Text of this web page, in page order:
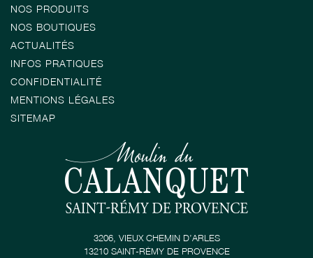
NOS PRODUITS
NOS BOUTIQUES
ACTUALITÉS
INFOS PRATIQUES
CONFIDENTIALITÉ
MENTIONS LÉGALES
SITEMAP
3206, VIEUX CHEMIN D’ARLES
13210 SAINT-RÉMY DE PROVENCE